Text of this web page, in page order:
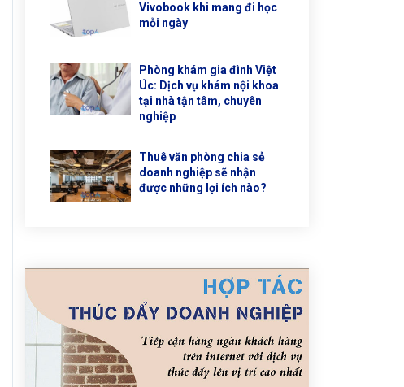
Vivobook khi mang đi học
mỗi ngày
Phòng khám gia đình Việt
Úc: Dịch vụ khám nội khoa
tại nhà tận tâm, chuyên
nghiệp
Thuê văn phòng chia sẻ
doanh nghiệp sẽ nhận
được những lợi ích nào?